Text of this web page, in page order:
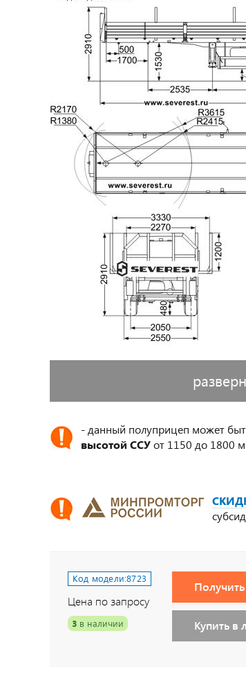
- данный полуприцеп может
высотой ССУот 1150 до 1800
Код модели:8723
Цена по запросу
3 в наличии Купить в